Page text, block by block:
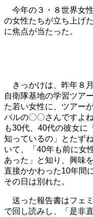
今年の３・８世界女
の女性たちが立ち上げ
に焦点が当たった。
きっかけは、昨年８
自衛隊基地の学習ツア
た若い女性に、ツアー
バルの〇〇さんですよ
も30代、40代の彼女に
知っているの」とたず
いて、「40年も前に女
あった」と知り、興味
直接かかわった10年間
その日は別れた。
送った報告書はフェ
で回し読みし、「是非